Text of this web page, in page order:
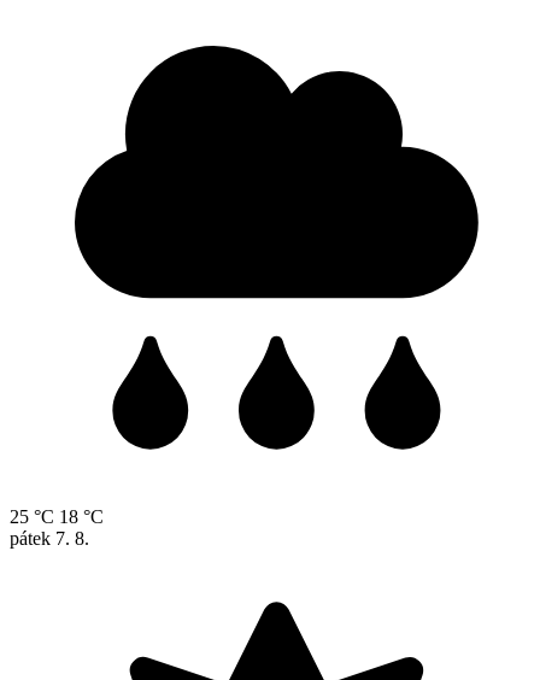
25 °C 18 °C
pátek 7. 8.